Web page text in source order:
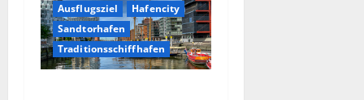
Ausflugsziel
Hafencity
Sandtorhafen
Traditionsschiffhafen